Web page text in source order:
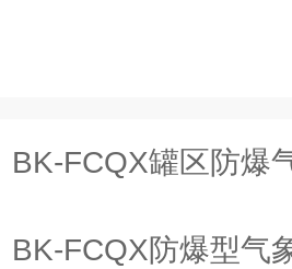
BK-FCQX罐区防爆
BK-FCQX防爆型气